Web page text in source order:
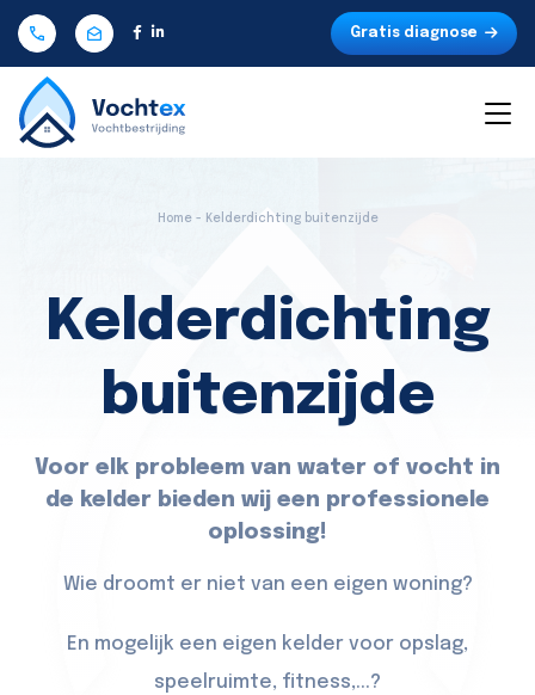
Gratis diagnose
Home - Kelderdichting buitenzijde
Kelderdichting
buitenzijde
Voor elk probleem van water of vocht in
de kelder bieden wij een professionele
oplossing!
Wie droomt er niet van een eigen woning?
En mogelijk een eigen kelder voor opslag,
speelruimte, fitness,...?